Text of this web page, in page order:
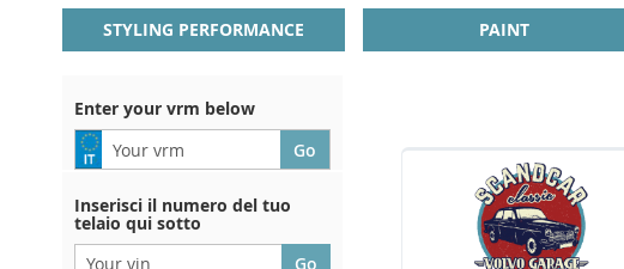
STYLING PERFORMANCE PAINT
Enter your vrm below
Inserisci il numero del tuo
telaio qui sotto